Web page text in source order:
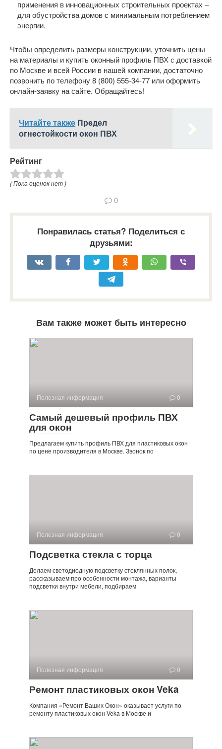
применения в инновационных строительных проектах –
для обустройства домов с минимальным потреблением
энергии.
Чтобы определить размеры конструкции, уточнить цены
на материалы и купить оконный профиль ПВХ с доставкой
по Москве и всей России в нашей компании, достаточно
позвонить по телефону 8 (800) 555-34-77 или оформить
онлайн-заявку на сайте. Обращайтесь!
Читайте также Предел
огнестойкости окон ПВХ
Рейтинг
( Пока оценок нет )
0
Понравилась статья? Поделиться с
друзьями:
Вам также может быть интересно
Полезная информация 0
Самый дешевый профиль ПВХ
для окон
Предлагаем купить профиль ПВХ для пластиковых окон
по цене производителя в Москве. Звонок по
Полезная информация 0
Подсветка стекла с торца
Делаем светодиодную подсветку стеклянных полок,
рассказываем про особенности монтажа, варианты
подсветки внутри мебели, подбираем
Полезная информация 0
Ремонт пластиковых окон Veka
Компания «Ремонт Ваших Окон» оказывает услуги по
ремонту пластиковых окон Veka в Москве и